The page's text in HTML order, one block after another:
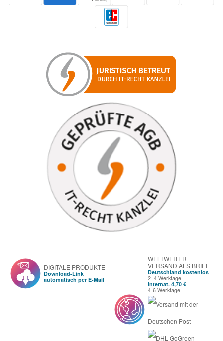
DIGITALE PRODUKTE
Download-Link
automatisch per E-Mail
WELTWEITER
VERSAND ALS BRIEF
Deutschland kostenlos
2–4 Werktage
Internat. 4,70 €
4-6 Werktage